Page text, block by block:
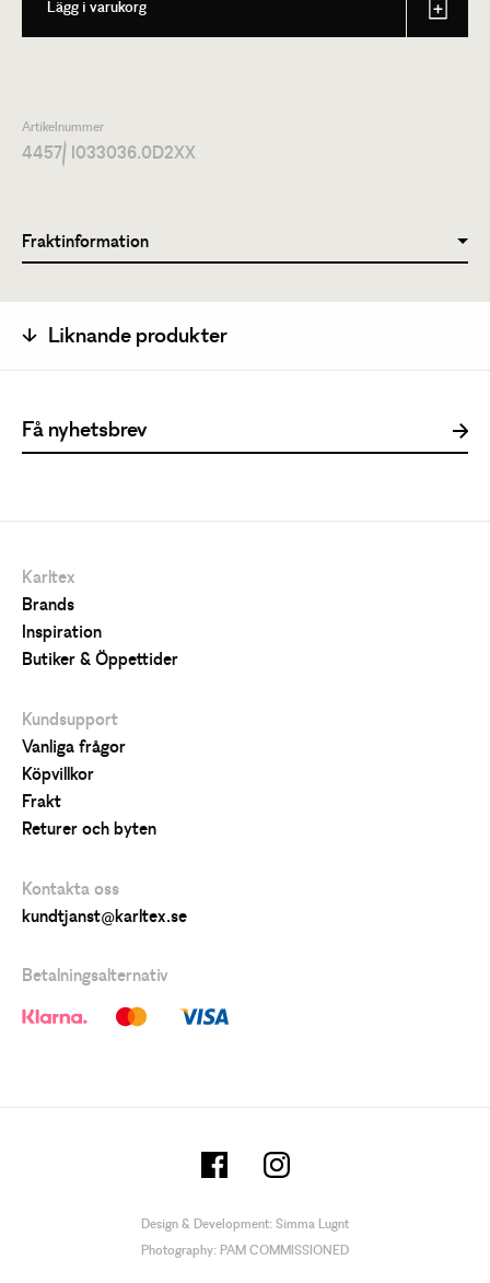
Lägg i varukorg
Artikelnummer
4457/ I033036.0D2XX
Fraktinformation
Liknande produkter
Karltex
Brands
Inspiration
Butiker & Öppettider
Kundsupport
Vanliga frågor
Köpvillkor
Frakt
Returer och byten
Kontakta oss
kundtjanst@karltex.se
Betalningsalternativ
Design & Development: Simma Lugnt
Photography: PAM COMMISSIONED